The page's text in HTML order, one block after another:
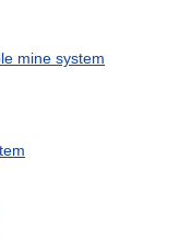
mine system